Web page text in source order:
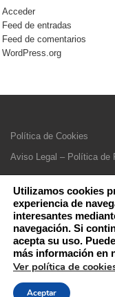
Acceder
Feed de entradas
Feed de comentarios
WordPress.org
Política de Cookies
Aviso Legal – Política de
Utilizamos cookies
experiencia de
interesantes
navegación. Si
acepta su uso.
más información en
Ver política de
Aceptar